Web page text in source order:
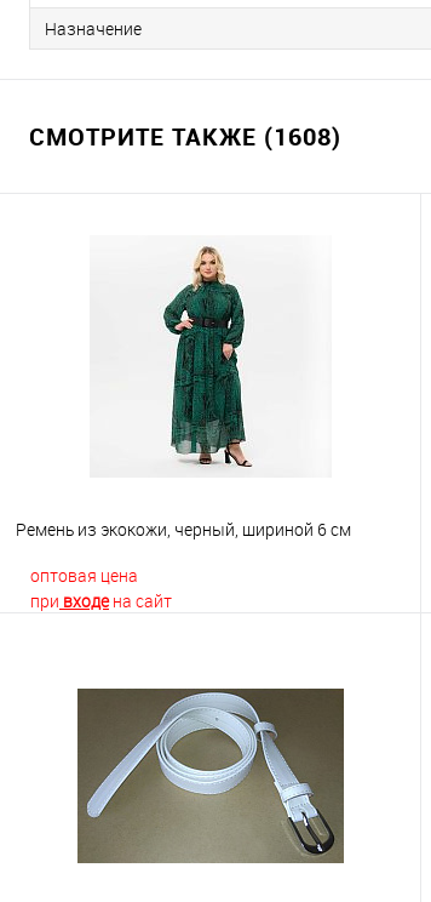
Назначение
СМОТРИТЕ ТАКЖЕ (1608)
Ремень из экокожи, черный, шириной 6 см
оптовая цена
при входена сайт
Купить в 1 клик
К сравнению
В избранное
Недоступно